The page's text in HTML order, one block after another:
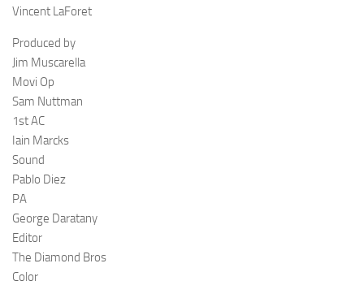
Vincent LaForet
Produced by
Jim Muscarella
Movi Op
Sam Nuttman
1st AC
Iain Marcks
Sound
Pablo Diez
PA
George Daratany
Editor
The Diamond Bros
Color